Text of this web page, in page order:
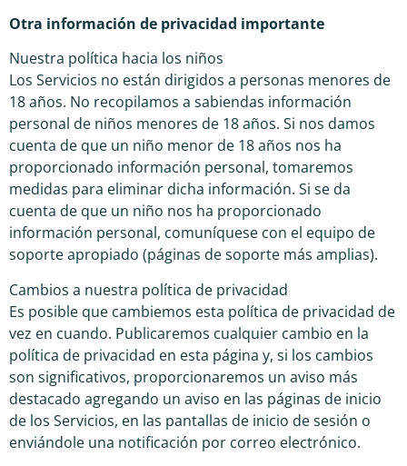
Otra información de privacidad importante
Nuestra política hacia los niños
Los Servicios no están dirigidos a personas menores de
18 años. No recopilamos a sabiendas información
personal de niños menores de 18 años. Si nos damos
cuenta de que un niño menor de 18 años nos ha
proporcionado información personal, tomaremos
medidas para eliminar dicha información. Si se da
cuenta de que un niño nos ha proporcionado
información personal, comuníquese con el equipo de
soporte apropiado (páginas de soporte más amplias).
Cambios a nuestra política de privacidad
Es posible que cambiemos esta política de privacidad de
vez en cuando. Publicaremos cualquier cambio en la
política de privacidad en esta página y, si los cambios
son significativos, proporcionaremos un aviso más
destacado agregando un aviso en las páginas de inicio
de los Servicios, en las pantallas de inicio de sesión o
enviándole una notificación por correo electrónico.